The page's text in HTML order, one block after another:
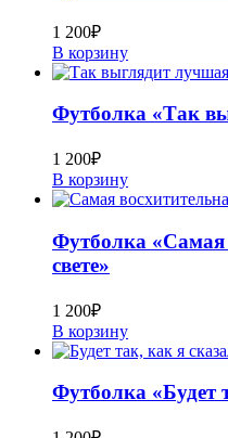
1 200₽
В корзину
Футболка «Так
1 200₽
В корзину
Футболка «Самая
свете»
1 200₽
В корзину
Футболка «Будет